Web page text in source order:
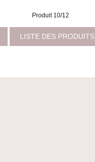
Produit 10/12
LISTE DES PRODUITS